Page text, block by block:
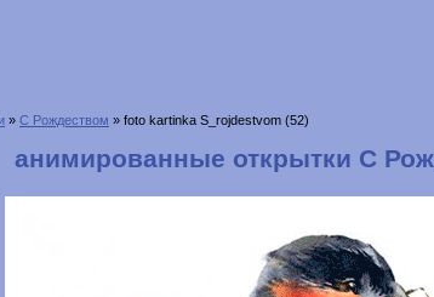
» С Рождеством » foto kartinka S_rojdestvom (52)
анимированные открытки С